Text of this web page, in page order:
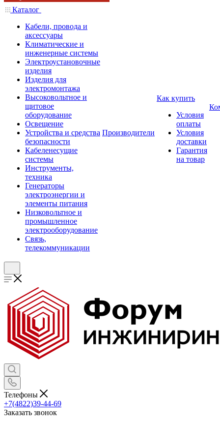
Каталог
Кабели, провода и
аксессуары
Климатические и
инженерные системы
Электроустановочные
изделия
Изделия для
электромонтажа
Высоковольтное и
щитовое
оборудование
Освещение
Устройства и средства
безопасности
Кабеленесущие
системы
Инструменты,
техника
Генераторы
электроэнергии и
элементы питания
Низковольтное и
промышленное
электрооборудование
Связь,
телекоммуникации
Производители
Как купить
Условия
оплаты
Условия
доставки
Гарантия
на товар
Телефоны
+7(4822)39-44-69
Заказать звонок